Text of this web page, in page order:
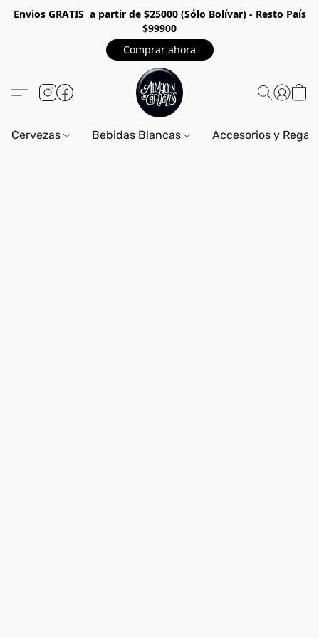
Envios GRATIS a partir de $25000 (Sólo Bolívar) - Resto País
$99900
Comprar ahora
Cervezas Bebidas Blancas Accesorios y